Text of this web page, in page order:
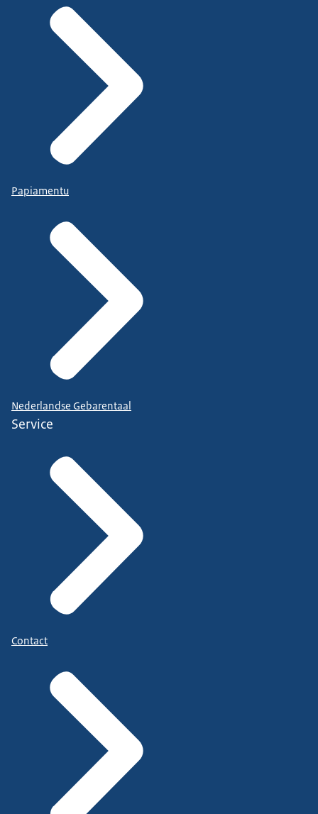
Papiamentu
Nederlandse Gebarentaal
Service
Contact